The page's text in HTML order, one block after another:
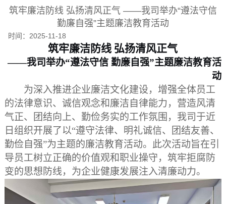
筑牢廉洁防线 弘扬清风正气 ——我司举办“遵法守信
勤廉自强”主题廉洁教育活动
时间： 2025-11-18
筑牢廉洁防线 弘扬清风正气
——我司举办“遵法守信 勤廉自强”主题廉洁教育活
动
为深入推进企业廉洁文化建设，增强全体员工
的法律意识、诚信观念和廉洁自律能力，营造风清
气正、团结向上、勤俭务实的工作氛围，我司于近
日组织开展了以“遵守法律、明礼诚信、团结友善、
勤俭自强”为主题的廉洁教育活动。此次活动旨在引
导员工树立正确的价值观和职业操守，筑牢拒腐防
变的思想防线，为企业健康发展注入清廉动力。